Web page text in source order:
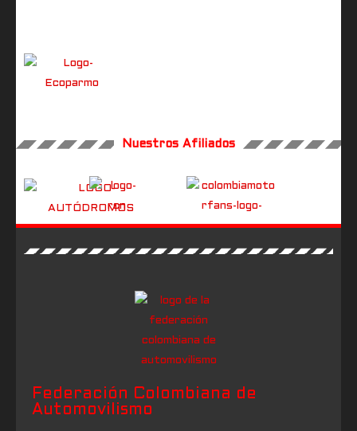
Nuestros Afiliados
Federación Colombiana de
Automovilismo